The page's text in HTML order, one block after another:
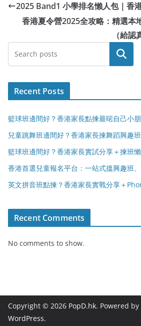
2025 Band1 小學排名懶人包｜香
香港夏令營2025全攻略：精選本
（給認
Search
Recent Posts
籃球班邊間好？香港家長點揀最啱自己小
兒童跳舞班邊間好？香港家長揀舞蹈興趣
籃球班邊間好？香港家長實試分享＋揀班
香港首選兒童報名平台：一站式搵興趣班
英文拼音班點揀？香港家長實戰分享＋
Recent Comments
No comments to show.
Copyright © 2026 PopD.hk. Powered by
WordPress.